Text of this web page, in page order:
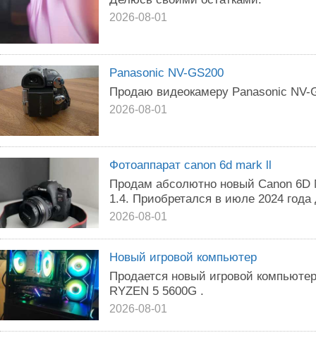
2026-08-01
Panasonic NV-GS200
Продаю видеокамеру Panasonic
2026-08-01
Фотоаппарат canon 6d mark ll
Продам абсолютно новый Canon 6D
1.4. Приобретался в июле 2024
2026-08-01
Новый игровой компьютер
Продается новый игровой
RYZEN 5 5600G .
2026-08-01